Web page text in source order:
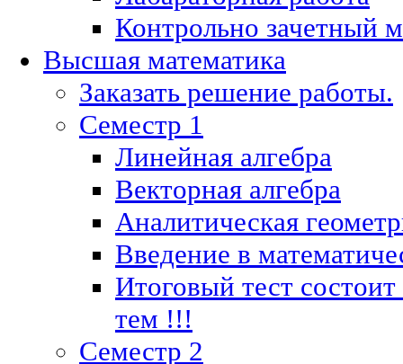
Контрольно зачетный
Высшая математика
Заказать решение работы.
Семестр 1
Линейная алгебра
Векторная алгебра
Аналитическая
Введение в
Итоговый тест
тем !!!
Семестр 2